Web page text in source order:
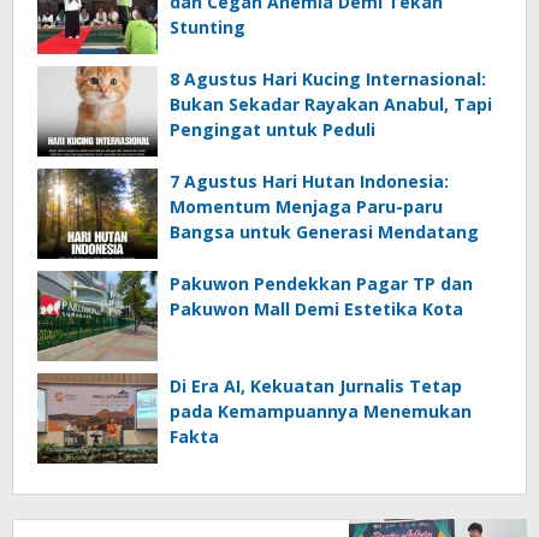
Stunting
8 Agustus Hari Kucing Internasional:
Bukan Sekadar Rayakan Anabul, Tapi
Pengingat untuk Peduli
7 Agustus Hari Hutan Indonesia:
Momentum Menjaga Paru-paru
Bangsa untuk Generasi Mendatang
Pakuwon Pendekkan Pagar TP dan
Pakuwon Mall Demi Estetika Kota
Di Era AI, Kekuatan Jurnalis Tetap
pada Kemampuannya Menemukan
Fakta